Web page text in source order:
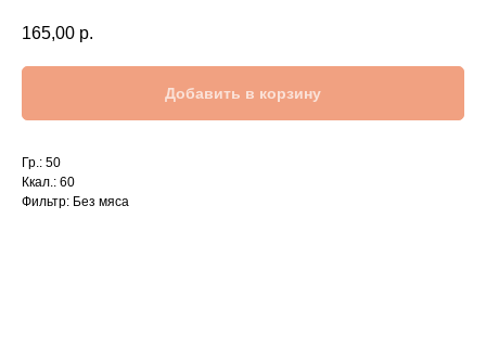
165,00 р.
Добавить в корзину
Гр.: 50
Ккал.: 60
Фильтр: Без мяса